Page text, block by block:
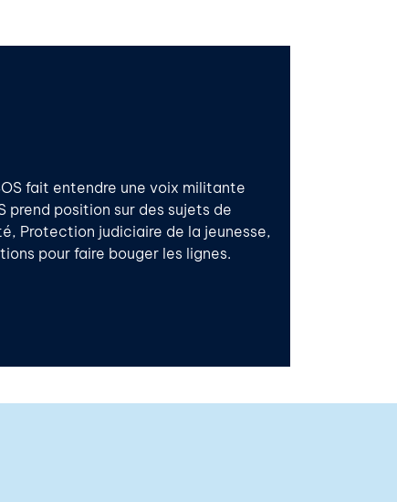
fait entendre une voix militante
position sur des sujets de
Protection judiciaire de la jeunesse,
pour faire bouger les lignes.